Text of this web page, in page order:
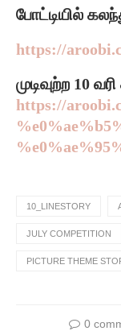
போட்டியில்
https://
முடிவுற்ற 10
https://
10_LINESTORY
JULY COMPETITION
PICTURE THEME
0